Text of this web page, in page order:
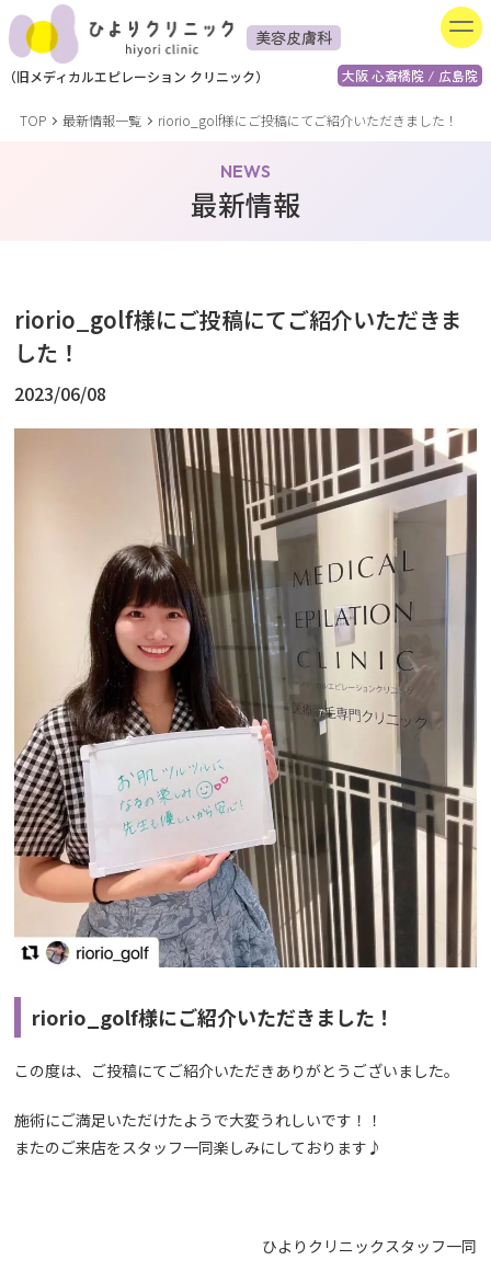
美容皮膚科
大阪 心斎橋院 / 広島院
（旧メディカルエピレーション クリニック）
TOP 最新情報一覧 riorio_golf様にご投稿にてご紹介いただきました！
NEWS
最新情報
riorio_golf様にご投稿にてご紹介いただきま
した！
2023/06/08
riorio_golf様にご紹介いただきました！
この度は、ご投稿にてご紹介いただきありがとうございました。
施術にご満足いただけたようで大変うれしいです！！
またのご来店をスタッフ一同楽しみにしております♪
ひよりクリニックスタッフ一同